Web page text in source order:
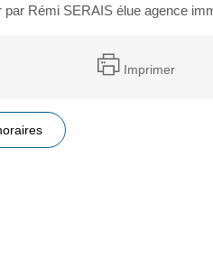
par Rémi SERAIS élue agence
Imprimer